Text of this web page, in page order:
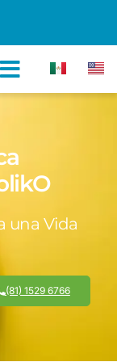
una Vida
(81) 1529 6766